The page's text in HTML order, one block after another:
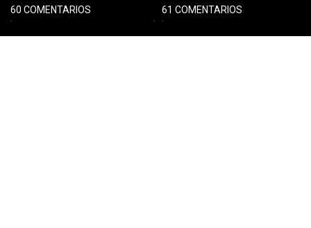
PUBLICIDAD
60 COMENTARIOS 61 COMENTARIOS